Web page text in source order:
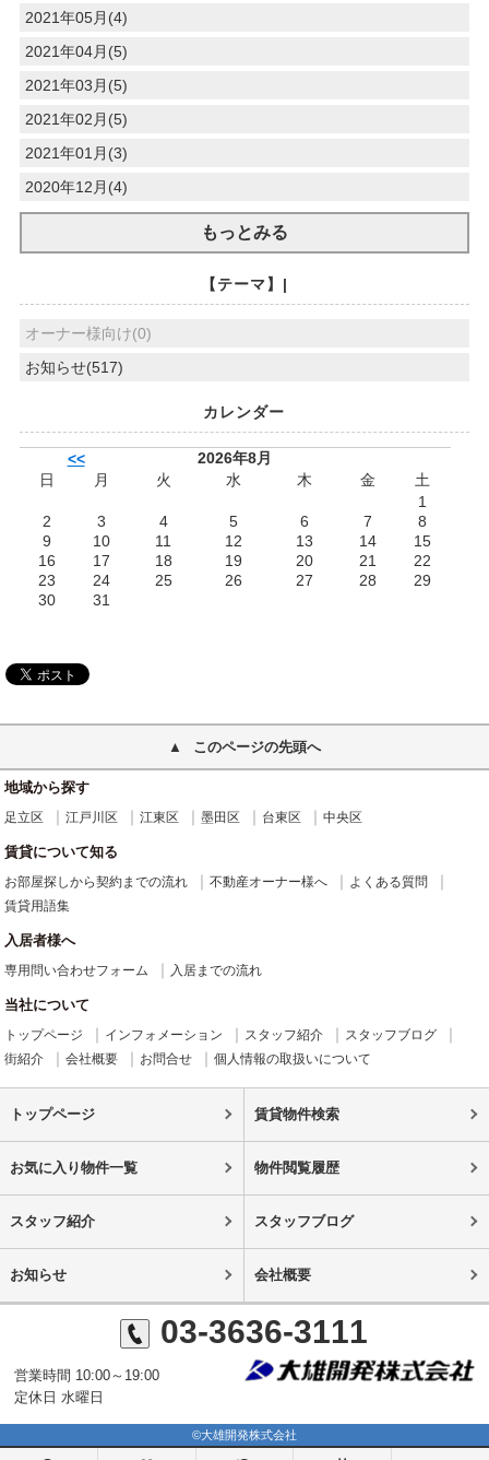
2021年05月(4)
2021年04月(5)
2021年03月(5)
2021年02月(5)
2021年01月(3)
2020年12月(4)
もっとみる
【テーマ】|
オーナー様向け(0)
お知らせ(517)
カレンダー
<<
2026年8月
日
月 火 水 木 金
土
1
2
3 4 5 6 7
8
9
10 11 12 13 14
15
16
17 18 19 20 21
22
23
24 25 26 27 28
29
30
31
このページの先頭へ
地域から探す
足立区 江戸川区 江東区 墨田区 台東区 中央区
賃貸について知る
お部屋探しから契約までの流れ 不動産オーナー様へ
よくある質問
賃貸用語集
入居者様へ
専用問い合わせフォーム 入居までの流れ
当社について
トップページ インフォメーション スタッフ紹介
スタッフブログ
街紹介
会社概要 お問合せ 個人情報の取扱いについて
トップページ 賃貸物件検索
お気に入り物件一覧 物件閲覧履歴
スタッフ紹介 スタッフブログ
お知らせ 会社概要
03-3636-3111
営業時間 10:00～19:00
定休日 水曜日
©大雄開発株式会社